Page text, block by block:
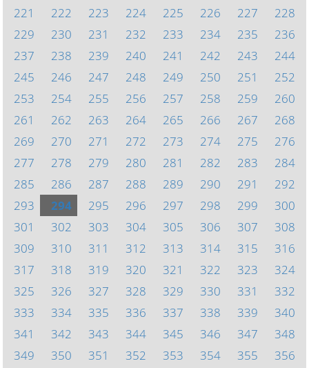
221
222 223 224 225 226 227
228
229
230 231 232 233 234 235
236
237
238 239 240 241 242 243
244
245
246 247 248 249 250 251
252
253
254 255 256 257 258 259
260
261
262 263 264 265 266 267
268
269
270 271 272 273 274 275
276
277
278 279 280 281 282 283
284
285
286 287 288 289 290 291
292
293
294 295 296 297 298 299
300
301
302 303 304 305 306 307
308
309
310 311 312 313 314 315
316
317
318 319 320 321 322 323
324
325
326 327 328 329 330 331
332
333
334 335 336 337 338 339
340
341
342 343 344 345 346 347
348
349
350 351 352 353 354 355 356